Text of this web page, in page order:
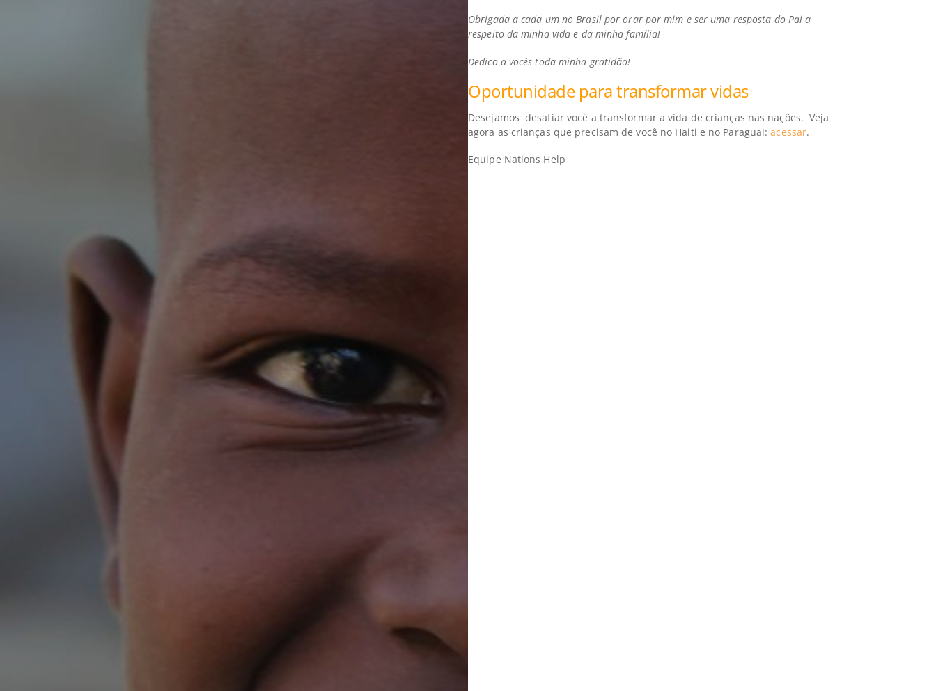
Obrigada a cada um no Brasil por orar por mim e ser uma resposta do Pai a
respeito da minha vida e da minha família!
Dedico a vocês toda minha gratidão!
Oportunidade para transformar vidas
Desejamos desafiar você a transformar a vida de crianças nas nações. Veja
agora as crianças que precisam de você no Haiti e no Paraguai:acessar.
Equipe Nations Help